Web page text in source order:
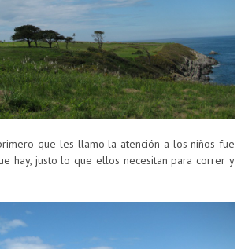
que les llamo la atención a los niños fue
hay, justo lo que ellos necesitan para correr y